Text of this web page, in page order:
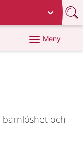
Meny
barnlöshet och